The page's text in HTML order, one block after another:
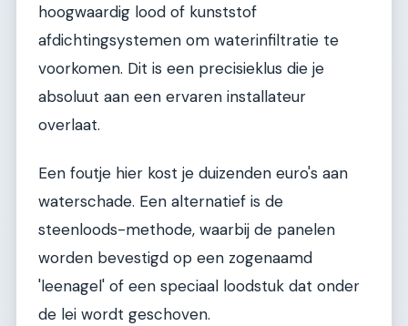
hoogwaardig lood of kunststof
afdichtingsystemen om waterinfiltratie te
voorkomen. Dit is een precisieklus die je
absoluut aan een ervaren installateur
overlaat.
Een foutje hier kost je duizenden euro's aan
waterschade. Een alternatief is de
steenloods-methode, waarbij de panelen
worden bevestigd op een zogenaamd
'leenagel' of een speciaal loodstuk dat onder
de lei wordt geschoven.